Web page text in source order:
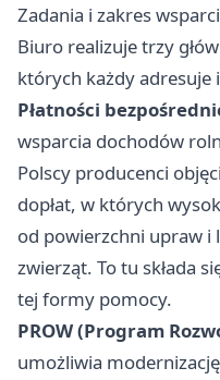
Zadania i zakres
Biuro realizuje trzy
których każdy
Płatności
wsparcia dochodów
Polscy producenci
dopłat, w których
od powierzchni upraw i
zwierząt. To tu składa
tej formy pomocy.
PROW (Program
umożliwia